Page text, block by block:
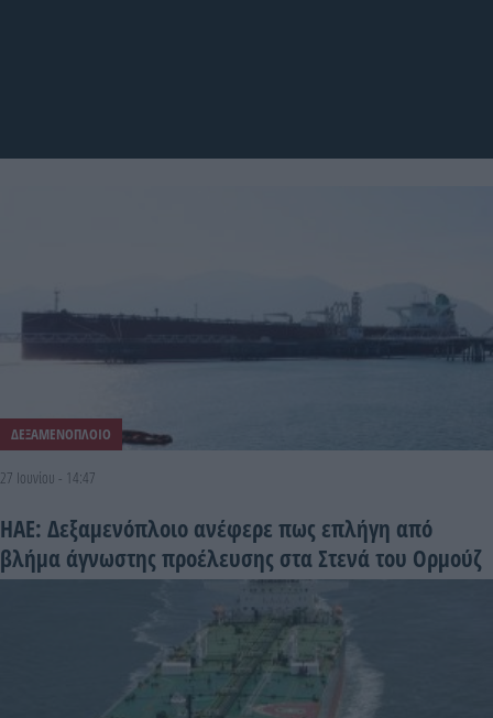
ΔΕΞΑΜΕΝΟΠΛΟΙΟ
27 Ιουνίου - 14:47
ΗΑΕ: Δεξαμενόπλοιο ανέφερε πως επλήγη από
βλήμα άγνωστης προέλευσης στα Στενά του Ορμούζ